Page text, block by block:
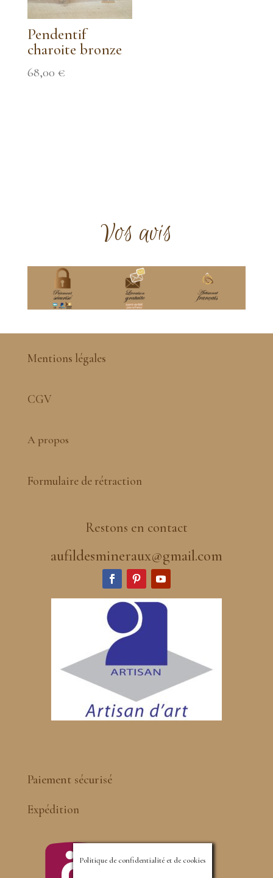
Pendentif
charoite bronze
68,00 €
Vos avis
Mentions légales
CGV
A propos
Formulaire de rétraction
Restons en contact
aufildesmineraux@gmail.com
Paiement sécurisé
Expédition
Politique de confidentialité et de cookies